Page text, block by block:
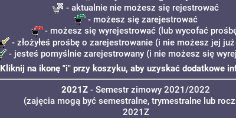
- aktualnie nie możesz się rejestrować
- możesz się zarejestrować
- możesz się wyrejestrować (lub wycofać
- złożyłeś prośbę o zarejestrowanie (i nie możesz jej
- jesteś pomyślnie zarejestrowany (i nie możesz się
Kliknij na ikonę "i" przy koszyku, aby uzyskać dodatkowe
2021Z - Semestr zimowy 2021/2022
(zajęcia mogą być semestralne, trymestralne lub
2021Z